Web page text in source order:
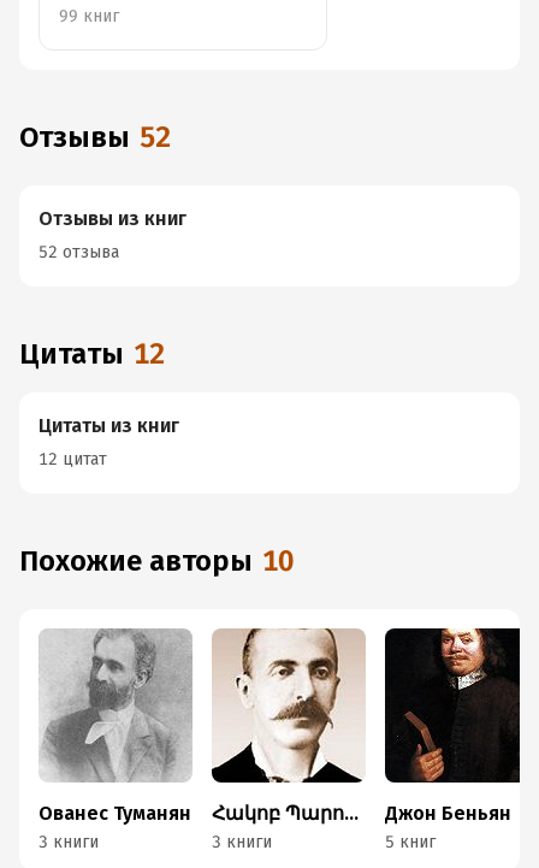
июля
99 книг
Отзывы 52
Отзывы из книг
52 отзыва
Цитаты 12
Цитаты из книг
12 цитат
Похожие авторы 10
Ованес Туманян
3 книги
Հակոբ Պարոնյան
3 книги
Джон Беньян
5 книг